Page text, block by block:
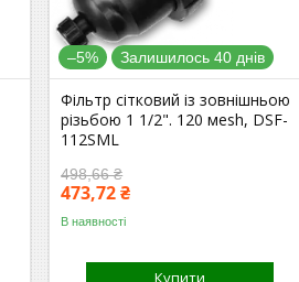
–5% Залишилось 40 днів
Фільтр сітковий із зовнішньою
різьбою 1 1/2". 120 мesh, DSF-
112SML
498,66 ₴
473,72 ₴
В наявності
Купити